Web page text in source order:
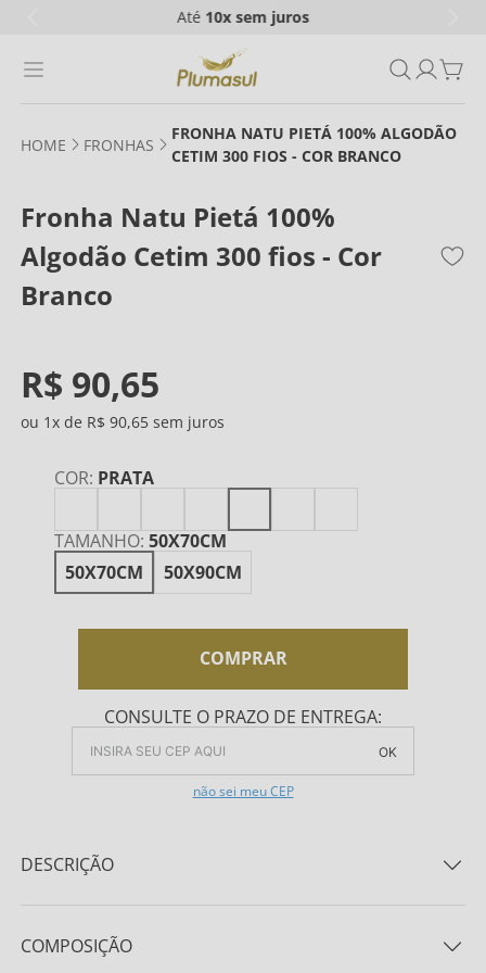
Até 10xsem juros
FRONHAS
FRONHA NATU PIETÁ 100% ALGODÃO
CETIM 300 FIOS - COR BRANCO
Fronha Natu Pietá 100%
Algodão Cetim 300 fios - Cor
Branco
R$ 90,65
1 R$ 90,65
COR: PRATA
TAMANHO: 50X70CM
50X70CM
50X90CM
COMPRAR
CONSULTE O PRAZO DE ENTREGA:
OK
não sei meu CEP
DESCRIÇÃO
elegância, a coleção NATU é uma expressão daquilo
que você precisa para tornar as suas noites de sono
COMPOSIÇÃO